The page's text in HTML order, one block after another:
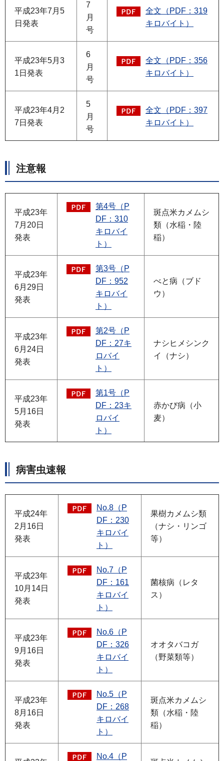
平成23年7月5
日発表
7
月
号
全文（PDF：319
キロバイト）
平成23年5月3
1日発表
6
月
号
全文（PDF：356
キロバイト）
平成23年4月2
7日発表
5
月
号
全文（PDF：397
キロバイト）
注意報
平成23年
7月20日
発表
第4号（P
DF：310
キロバイ
ト）
斑点米カメムシ
類（水稲・陸
稲）
平成23年
6月29日
発表
第3号（P
DF：952
キロバイ
ト）
べと病（ブド
ウ）
平成23年
6月24日
発表
第2号（P
DF：27キ
ロバイ
ト）
ナシヒメシンク
イ（ナシ）
平成23年
5月16日
発表
第1号（P
DF：23キ
ロバイ
ト）
赤かび病（小
麦）
病害虫速報
平成24年
2月16日
発表
No.8（P
DF：230
キロバイ
ト）
果樹カメムシ類
（ナシ・リンゴ
等）
平成23年
10月14日
発表
No.7（P
DF：161
キロバイ
ト）
菌核病（レタ
ス）
平成23年
9月16日
発表
No.6（P
DF：326
キロバイ
ト）
オオタバコガ
（野菜類等）
平成23年
8月16日
発表
No.5（P
DF：268
キロバイ
ト）
斑点米カメムシ
類（水稲・陸
稲）
No.4（P